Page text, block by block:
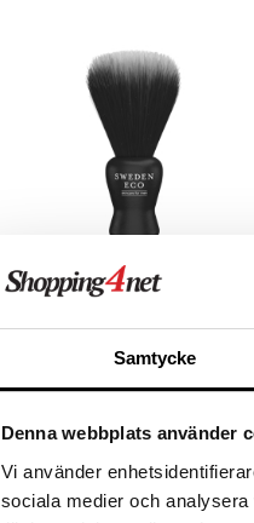
Samtycke
Denna webbplats använder
Vi använder
sociala medier och
Rakborste
SWEDEN ECO
Barberbørste af genbrugsmateriale.